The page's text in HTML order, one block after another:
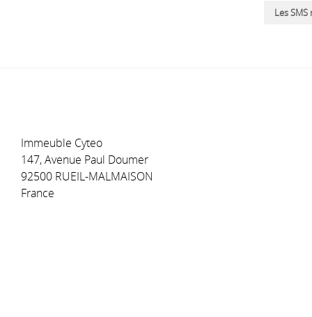
Les
Immeuble Cyteo
147, Avenue Paul Doumer
92500 RUEIL-MALMAISON
France